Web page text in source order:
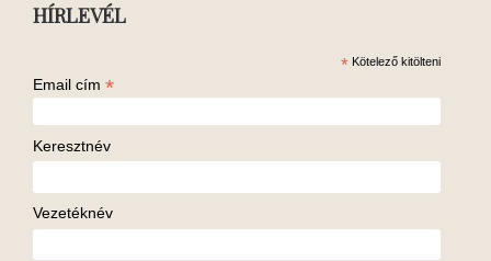
HÍRLEVÉL
* Kötelező kitölteni
Email cím *
Keresztnév
Vezetéknév